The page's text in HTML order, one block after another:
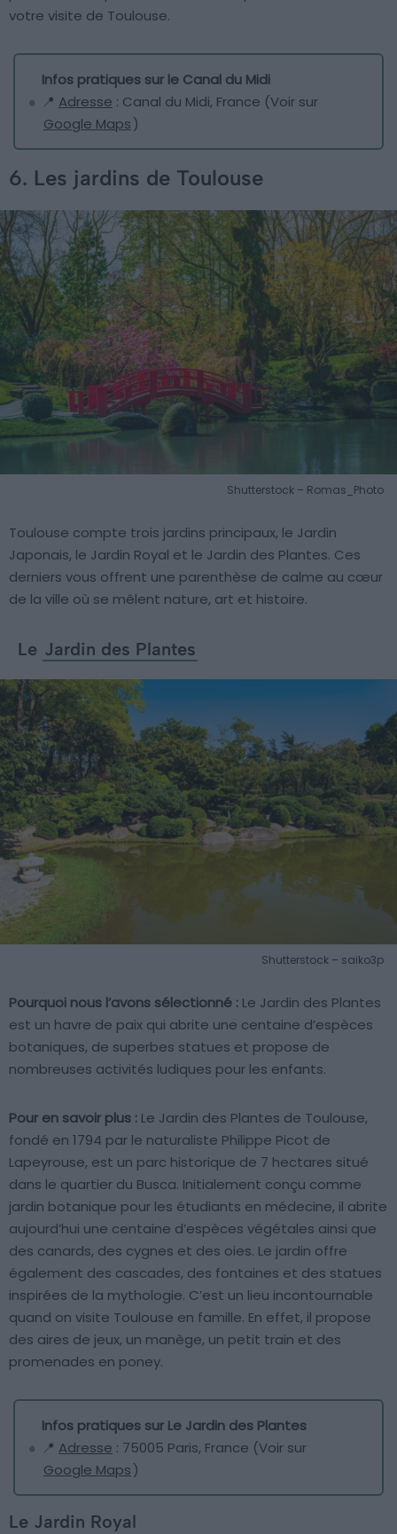
votre visite de Toulouse.
Infos pratiques sur le Canal du Midi
📍 Adresse : Canal du Midi, France (Voir sur
Google Maps)
6. Les jardins de Toulouse
Shutterstock – Romas_Photo
Toulouse compte trois jardins principaux, le Jardin
Japonais, le Jardin Royal et le Jardin des Plantes. Ces
derniers vous offrent une parenthèse de calme au cœur
de la ville où se mêlent nature, art et histoire.
Le Jardin des Plantes
Shutterstock – saiko3p
Pourquoi nous l’avons sélectionné : Le Jardin des Plantes
est un havre de paix qui abrite une centaine d’espèces
botaniques, de superbes statues et propose de
nombreuses activités ludiques pour les enfants.
Pour en savoir plus : Le Jardin des Plantes de Toulouse,
fondé en 1794 par le naturaliste Philippe Picot de
Lapeyrouse, est un parc historique de 7 hectares situé
dans le quartier du Busca. Initialement conçu comme
jardin botanique pour les étudiants en médecine, il abrite
aujourd’hui une centaine d’espèces végétales ainsi que
des canards, des cygnes et des oies. Le jardin offre
également des cascades, des fontaines et des statues
inspirées de la mythologie. C’est un lieu incontournable
quand on visite Toulouse en famille. En effet, il propose
des aires de jeux, un manège, un petit train et des
promenades en poney.
Infos pratiques sur Le Jardin des Plantes
📍 Adresse : 75005 Paris, France (Voir sur
Google Maps)
Le Jardin Royal